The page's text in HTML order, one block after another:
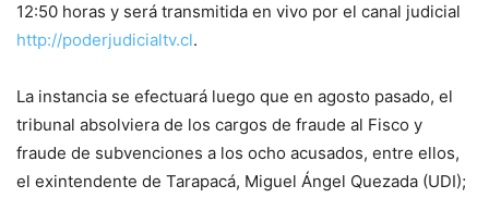
12:50 horas y será transmitida en vivo por el canal judicial
http://poderjudicialtv.cl.
La instancia se efectuará luego que en agosto pasado, el
tribunal absolviera de los cargos de fraude al Fisco y
fraude de subvenciones a los ocho acusados, entre ellos,
el exintendente de Tarapacá, Miguel Ángel Quezada (UDI);